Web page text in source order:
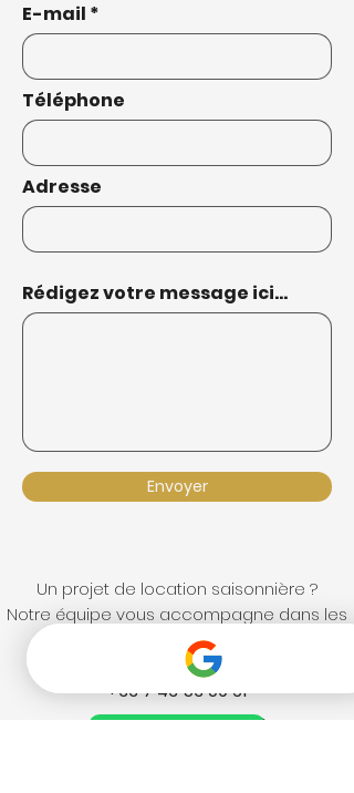
E-mail
Téléphone
Adresse
Rédigez votre message ici...
Envoyer
Un projet de location saisonnière ?
Notre équipe vous accompagne dans les
meilleurs délais. 💬
Nous contacter sur WhatsApp
+33 7 43 53 09 61